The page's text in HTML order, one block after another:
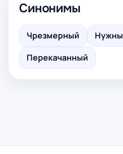
Синонимы
Чрезмерный
Перекачанный